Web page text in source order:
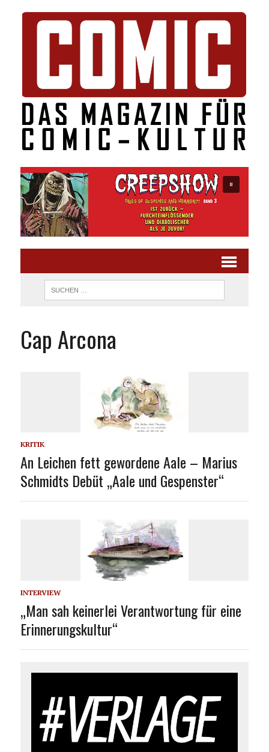
Cap Arcona
KRITIK
An Leichen fett gewordene Aale – Marius
Schmidts Debüt „Aale und Gespenster“
INTERVIEW
„Man sah keinerlei Verantwortung für eine
Erinnerungskultur“